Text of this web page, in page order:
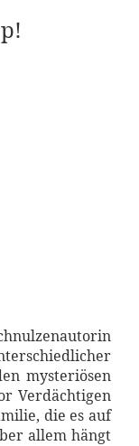
mysteriösen
Verdächtigen
die es auf
allem hängt